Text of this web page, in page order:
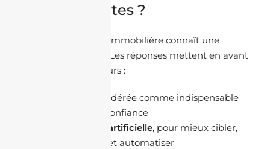
plus puissantes ?
La communication immobilière connaît une
véritable mutation. Les réponses mettent en avant
quatre leviers majeurs :
, considérée comme indispensable
pour inspirer confiance
L’intelligence artificielle, pour mieux cibler,
personnaliser et automatiser